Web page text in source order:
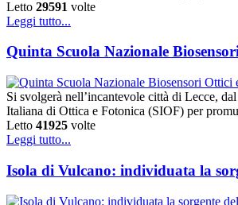
Letto 29591 volte
Leggi tutto...
Quinta Scuola Nazionale
Si svolgerà nell’incantevole città di Lecce,
Italiana di Ottica e Fotonica (SIOF) per
Letto 41925 volte
Leggi tutto...
Isola di Vulcano: individuata la